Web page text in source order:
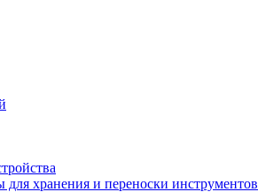
для хранения и переноски инструментов